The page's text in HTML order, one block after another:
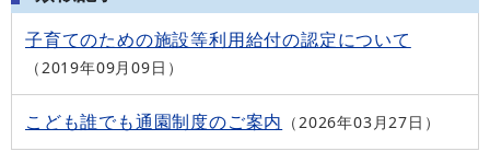
子育てのための施設等利用給付の認定について
2019年09月09日
こども誰でも通園制度のご案内 2026年03月27日